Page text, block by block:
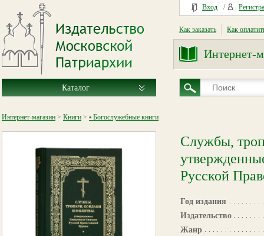
Вход /
Как заказать Как
Интернет-
Каталог
Интернет-магазин > Книги > ▪ Богослужебные книги
Службы,
Русской
Год издания
Издательство
Жанр